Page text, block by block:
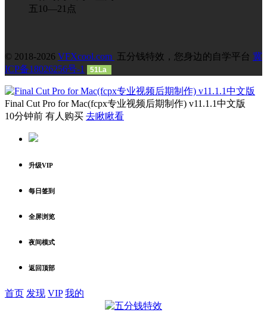
五10—21点
© 2018-2026 VFXcool.com 五分钱特效，您身边的自学平台 冀
ICP备18026256号-1
51La
Final Cut Pro for Mac(fcpx专业视频后期制作) v11.1.1中文版
10分钟前 有人购买 去瞅瞅看
升级VIP
每日签到
全屏浏览
夜间模式
返回顶部
首页 发现 VIP 我的